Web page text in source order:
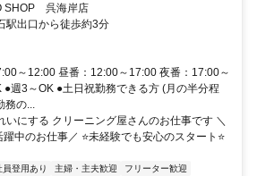
SHOP 呉海岸店
駅出口から徒歩約3分
～12:00 昼番：12:00～17:00 夜番：17:00～
週3～OK ●土日祝勤務できる方 (月の半分程
務の...
いにする クリーニング屋さんのお仕事です ＼
中のお仕事／ ⭐未経験でも安心のスタート⭐
員登用あり 主婦・主夫歓迎
フリーター歓迎